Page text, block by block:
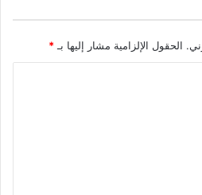
الحقول الإلزامية مشار إليها بـ *